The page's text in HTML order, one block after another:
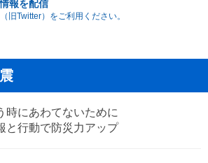
報を配信
旧Twitter）をご利用ください。
時にあわてないために
と行動で防災力アップ